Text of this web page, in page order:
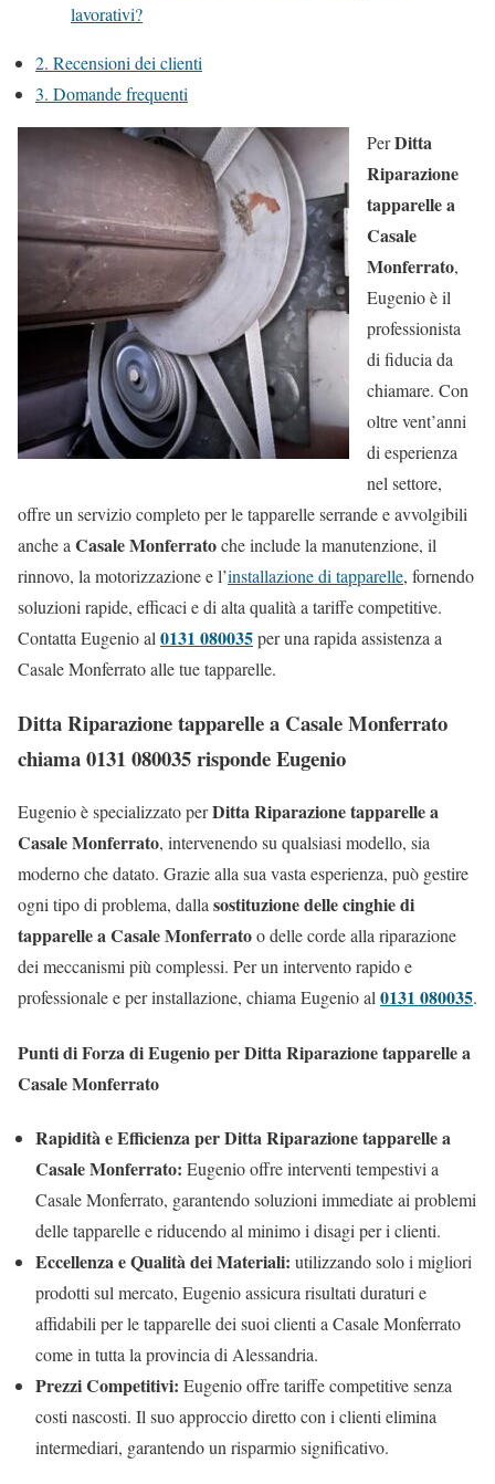
lavorativi?
2. Recensioni dei clienti
3. Domande frequenti
PerDitta
Riparazione
tapparelle a
Casale
Monferrato,
Eugenio è il
professionista
di fiducia da
chiamare. Con
oltre vent’anni
di esperienza
nel settore,
offre un servizio completo per le tapparelle serrande e avvolgibili
anche a Casale Monferratoche include la manutenzione, il
rinnovo, la motorizzazione e l’installazione di tapparelle, fornendo
soluzioni rapide, efficaci e di alta qualità a tariffe competitive.
Contatta Eugenio al 0131 080035per una rapida assistenza a
Casale Monferrato alle tue tapparelle.
Ditta Riparazione tapparelle a Casale Monferrato
chiama 0131 080035 risponde Eugenio
Eugenio è specializzato perDitta Riparazione tapparelle a
Casale Monferrato, intervenendo su qualsiasi modello, sia
moderno che datato. Grazie alla sua vasta esperienza, può gestire
ogni tipo di problema, dallasostituzione delle cinghie di
tapparelle a Casale Monferratoo delle corde alla riparazione
dei meccanismi più complessi. Per un intervento rapido e
professionale e per installazione, chiama Eugenio al0131 080035.
Punti di Forza di Eugenio per Ditta Riparazione tapparelle a
Casale Monferrato
Rapidità e Efficienza per Ditta Riparazione tapparelle a
Casale Monferrato: Eugenio offre interventi tempestivi a
Casale Monferrato, garantendo soluzioni immediate ai problemi
delle tapparelle e riducendo al minimo i disagi per i clienti.
Eccellenza e Qualità dei Materiali: utilizzando solo i migliori
prodotti sul mercato, Eugenio assicura risultati duraturi e
affidabili per le tapparelle dei suoi clienti a Casale Monferrato
come in tutta la provincia di Alessandria.
Prezzi Competitivi: Eugenio offre tariffe competitive senza
costi nascosti. Il suo approccio diretto con i clienti elimina
intermediari, garantendo un risparmio significativo.